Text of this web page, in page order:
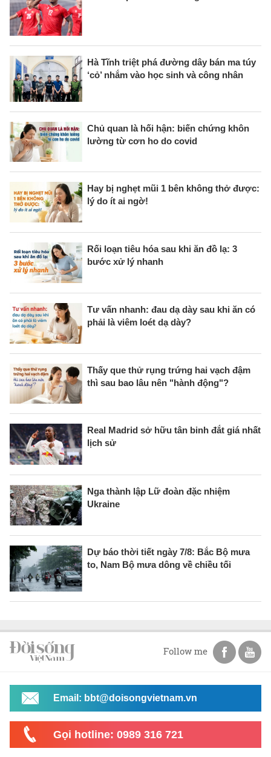
Hà Tĩnh triệt phá đường dây bán ma túy
‘cỏ’ nhắm vào học sinh và công nhân
Chủ quan là hối hận: biến chứng khôn
lường từ cơn ho do covid
Hay bị nghẹt mũi 1 bên không thở được:
lý do ít ai ngờ!
Rối loạn tiêu hóa sau khi ăn đồ lạ: 3
bước xử lý nhanh
Tư vấn nhanh: đau dạ dày sau khi ăn có
phải là viêm loét dạ dày?
Thấy que thử rụng trứng hai vạch đậm
thì sau bao lâu nên "hành động"?
Real Madrid sở hữu tân binh đắt giá nhất
lịch sử
Nga thành lập Lữ đoàn đặc nhiệm
Ukraine
Dự báo thời tiết ngày 7/8: Bắc Bộ mưa
to, Nam Bộ mưa dông về chiều tối
Follow me
Email: bbt@doisongvietnam.vn
Gọi hotline: 0989 316 721